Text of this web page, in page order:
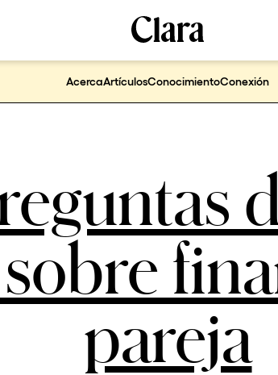
AcercaArtículosConocimientoConexión
pareja